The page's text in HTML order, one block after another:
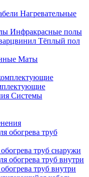
Нагревательные
Инфракрасные полы
Тёплый пол
Маты
Системы
труб снаружи
труб внутри